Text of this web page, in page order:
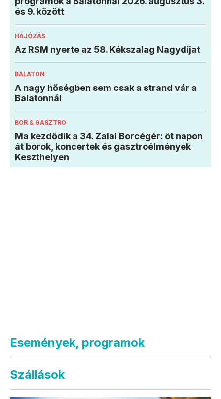
és 9. között
HAJÓZÁS
Az RSM nyerte az 58. Kékszalag Nagydíjat
BALATON
A nagy hőségben sem csak a strand vár a
Balatonnál
BOR & GASZTRO
Ma kezdődik a 34. Zalai Borcégér: öt napon
át borok, koncertek és gasztroélmények
Keszthelyen
Események, programok
Szállások